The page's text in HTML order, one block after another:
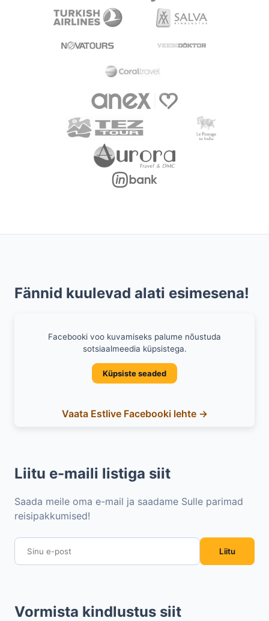
Fännid kuulevad alati esimesena!
Facebooki voo kuvamiseks palume nõustuda
sotsiaalmeedia küpsistega.
Küpsiste seaded
Vaata Estlive Facebooki lehte →
Liitu e-maili listiga siit
Saada meile oma e-mail ja saadame Sulle parimad
reisipakkumised!
Liitu
Vormista kindlustus siit